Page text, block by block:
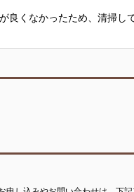
良くなかったため、清掃し